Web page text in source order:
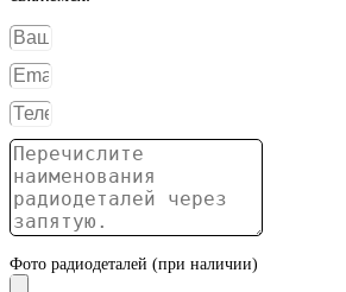
Фото радиодеталей (при наличии)